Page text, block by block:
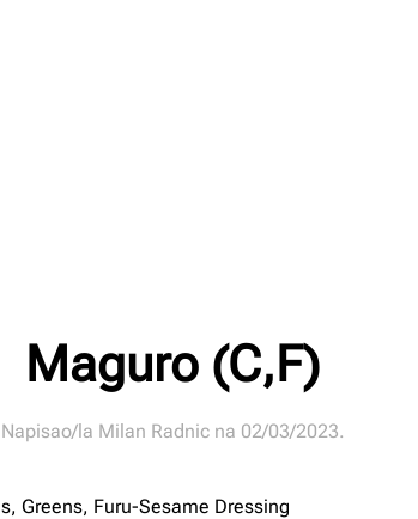
Maguro (C,F)
Napisao/la Milan Radnicna 02/03/2023.
Greens, Furu-Sesame Dressing